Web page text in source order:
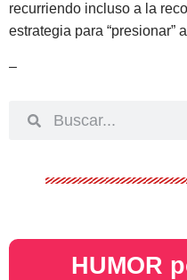
recurriendo incluso a la
estrategia para “presionar”
–
HUMOR